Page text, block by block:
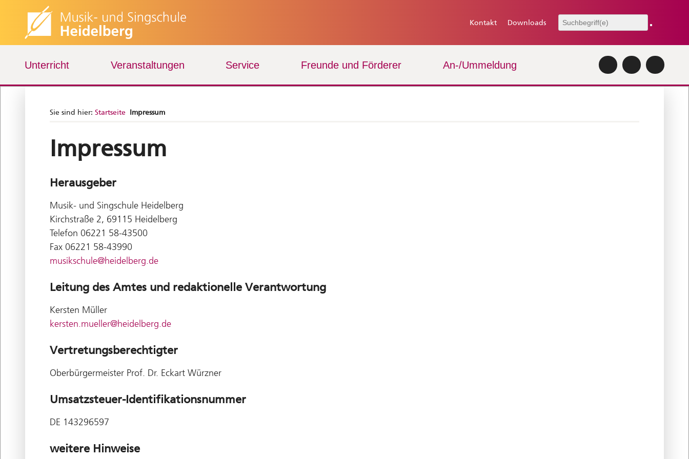
Kontakt Downloads
Unterricht Veranstaltungen Service Freunde und Förderer An-/Ummeldung
Sie sind hier: Startseite Impressum
Impressum
Herausgeber
Musik- und Singschule Heidelberg
Kirchstraße 2, 69115 Heidelberg
Telefon 06221 58-43500
Fax 06221 58-43990
musikschule@heidelberg.de
Leitung des Amtes und redaktionelle Verantwortung
Kersten Müller
kersten.mueller@heidelberg.de
Vertretungsberechtigter
Oberbürgermeister Prof. Dr. Eckart Würzner
Umsatzsteuer-Identifikationsnummer
DE 143296597
weitere Hinweise